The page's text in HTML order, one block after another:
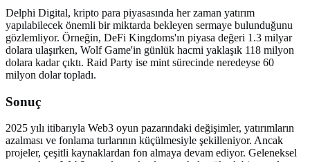
Delphi Digital, kripto para piyasasında her zaman yatırım
yapılabilecek önemli bir miktarda bekleyen sermaye bulunduğunu
gözlemliyor. Örneğin, DeFi Kingdoms'ın piyasa değeri 1.3 milyar
dolara ulaşırken, Wolf Game'in günlük hacmi yaklaşık 118 milyon
dolara kadar çıktı. Raid Party ise mint sürecinde neredeyse 60
milyon dolar topladı.
Sonuç
2025 yılı itibarıyla Web3 oyun pazarındaki değişimler, yatırımların
azalması ve fonlama turlarının küçülmesiyle şekilleniyor. Ancak
projeler, çeşitli kaynaklardan fon almaya devam ediyor. Geleneksel